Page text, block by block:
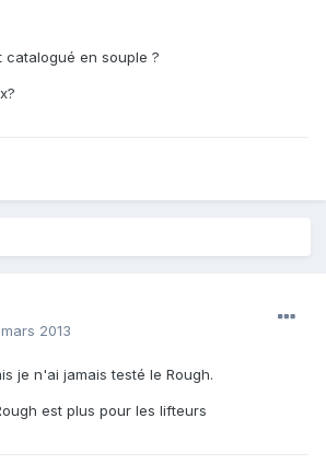
en souple ?
2013
je n'ai jamais testé le Rough.
est plus pour les lifteurs